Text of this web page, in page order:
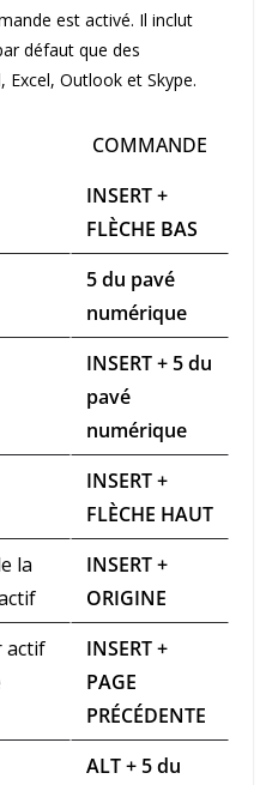
est activé. Il inclut
défaut que des
Outlook et Skype.
COMMANDE
INSERT +
FLÈCHE BAS
5 du pavé
numérique
INSERT + 5 du
pavé
numérique
INSERT +
FLÈCHE HAUT
la
INSERT +
ORIGINE
actif
INSERT +
PAGE
PRÉCÉDENTE
ALT + 5 du